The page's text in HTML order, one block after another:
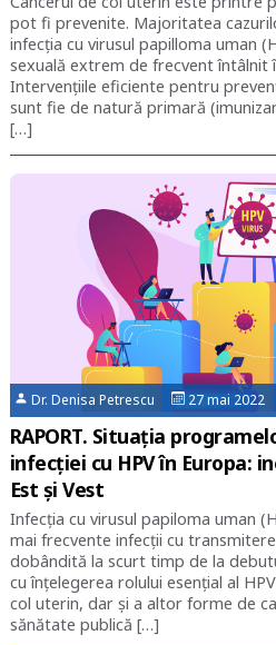
pot fi prevenite. Majoritatea
infecția cu virusul papilloma uman
sexuală extrem de frecvent întâlnit
Intervențiile eficiente pentru
sunt fie de natură primară
[…]
Dr. Denisa Petrescu 27 mai
RAPORT. Situația
infecției cu HPV în Europa:
Est și Vest
Infecția cu virusul papiloma uman
mai frecvente infecții cu
dobândită la scurt timp de la
cu înțelegerea rolului esențial al
col uterin, dar și a altor forme de
sănătate publică […]